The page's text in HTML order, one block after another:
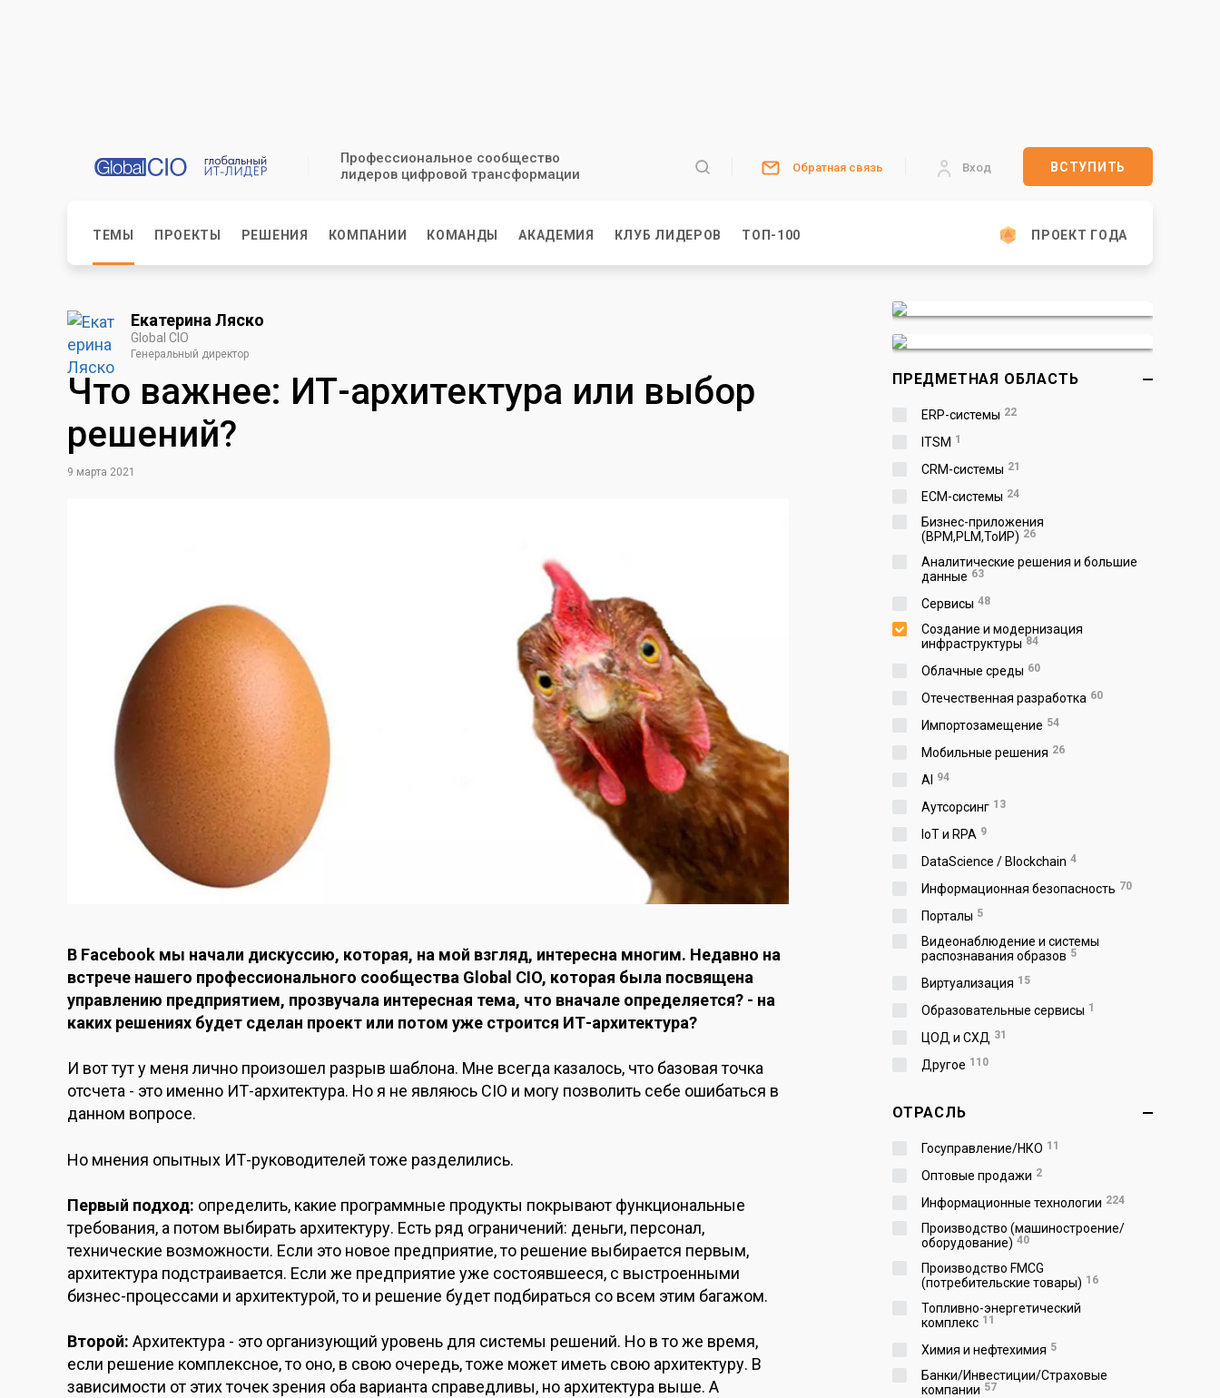
Профессиональное сообщество
лидеров цифровой трансформации
Обратная связь Вход ВСТУПИТЬ
ТЕМЫ ПРОЕКТЫ РЕШЕНИЯ КОМПАНИИ КОМАНДЫ АКАДЕМИЯ КЛУБ ЛИДЕРОВ ТОП-100 ПРОЕКТ ГОДА
Екатерина Ляско
Global CIO
Генеральный директор
Что важнее: ИТ-архитектура или выбор
решений?
9 марта 2021
В Facebook мы начали дискуссию, которая, на мой взгляд, интересна многим. Недавно на
встрече нашего профессионального сообщества Global CIO, которая была посвящена
управлению предприятием, прозвучала интересная тема, что вначале определяется? - на
каких решениях будет сделан проект или потом уже строится ИТ-архитектура?
И вот тут у меня лично произошел разрыв шаблона. Мне всегда казалось, что базовая точка
отсчета - это именно ИТ-архитектура. Но я не являюсь CIO и могу позволить себе ошибаться в
данном вопросе.
Но мнения опытных ИТ-руководителей тоже разделились.
Первый подход: определить, какие программные продукты покрывают функциональные
требования, а потом выбирать архитектуру. Есть ряд ограничений: деньги, персонал,
технические возможности. Если это новое предприятие, то решение выбирается первым,
архитектура подстраивается. Если же предприятие уже состоявшееся, с выстроенными
бизнес-процессами и архитектурой, то и решение будет подбираться со всем этим багажом.
Второй: Архитектура - это организующий уровень для системы решений. Но в то же время,
если решение комплексное, то оно, в свою очередь,тоже может иметь свою архитектуру. В
зависимости от этихточек зрения оба варианта справедливы, но архитектура выше. А
ПРЕДМЕТНАЯ ОБЛАСТЬ
ERP-системы 22
ITSM 1
CRM-системы 21
ECM-системы 24
Бизнес-приложения
(BPM,PLM,ToИР) 26
Аналитические решения и большие
данные 63
Сервисы 48
Создание и модернизация
инфраструктуры 84
Облачные среды 60
Отечественная разработка 60
Импортозамещение 54
Мобильные решения 26
AI 94
Аутсорсинг 13
IoT и RPA 9
DataScience / Blockchain 4
Информационная безопасность 70
Порталы 5
Видеонаблюдение и системы
распознавания образов 5
Виртуализация 15
Образовательные сервисы 1
ЦОД и СХД 31
Другое 110
ОТРАСЛЬ
Госуправление/НКО 11
Оптовые продажи 2
Информационные технологии 224
Производство (машиностроение/
оборудование) 40
Производство FMCG
(потребительские товары) 16
Топливно-энергетический
комплекс 11
Химия и нефтехимия 5
Банки/Инвестиции/Страховые
компании 57